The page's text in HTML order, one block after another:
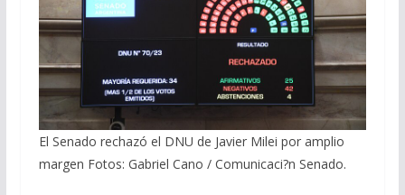
El Senado rechazó el DNU de Javier Milei por amplio
margen Fotos: Gabriel Cano / Comunicaci?n Senado.